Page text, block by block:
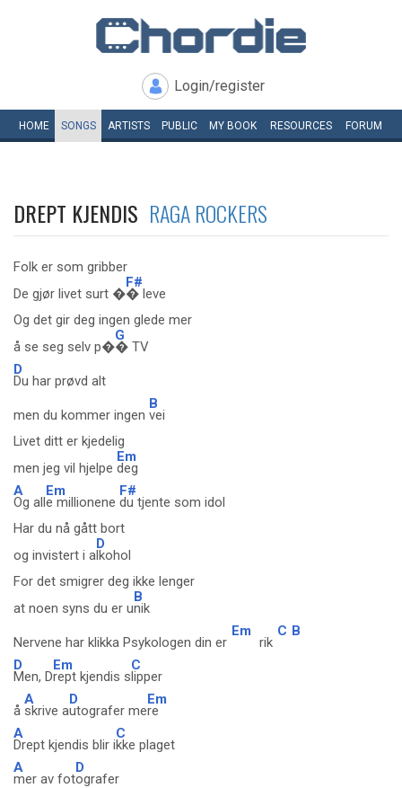
Login/register
HOME SONGS ARTISTS PUBLIC MY BOOK RESOURCES FORUM
DREPT KJENDIS RAGA ROCKERS
Folk er som gribber
De gjør livet surt �
F#
� leve
Og det gir deg ingen glede mer
å se seg selv p�
G
� TV
D
Du har prøvd alt
men du kommer ingen
B
vei
Livet ditt er kjedelig
men jeg vil hjelpe
Em
deg
A
Og all
Em
e millionene
F#
du tjente som idol
Har du nå gått bort
og invistert i a
D
lkohol
For det smigrer deg ikke lenger
at noen syns du er u
B
nik
Nervene har klikka Psykologen din er
Em
rik
C B
D
Men, D
Em
rept kjendis s
C
lipper
å
A
skrive a
D
utografer me
Em
re
A
Drept kjendis blir i
C
kke plaget
A
mer av fot
D
ografer